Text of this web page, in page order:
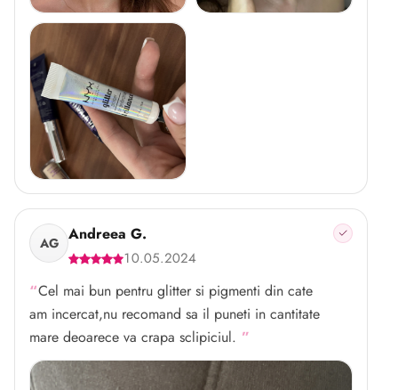
AG Andreea G.
10.05.2024
Cel mai bun pentru glitter si pigmenti din cate
am incercat,nu recomand sa il puneti in cantitate
mare deoarece va crapa sclipiciul.